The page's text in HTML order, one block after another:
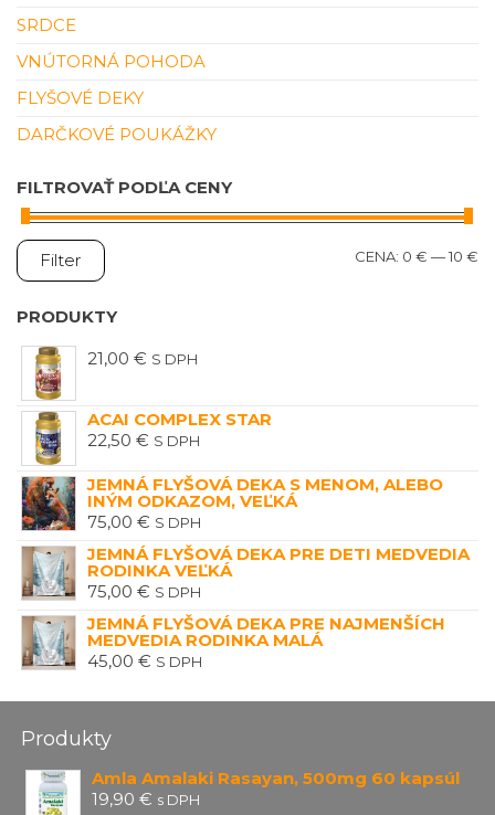
SRDCE
VNÚTORNÁ POHODA
FLYŠOVÉ DEKY
DARČKOVÉ POUKÁŽKY
FILTROVAŤ PODĽA CENY
Filter CENA: 0 € —10 €
PRODUKTY
21,00 € S DPH
ACAI COMPLEX STAR
22,50 € S DPH
JEMNÁ FLYŠOVÁ DEKA S MENOM, ALEBO
INÝM ODKAZOM, VEĽKÁ
75,00 € S DPH
JEMNÁ FLYŠOVÁ DEKA PRE DETI MEDVEDIA
RODINKA VEĽKÁ
75,00 € S DPH
JEMNÁ FLYŠOVÁ DEKA PRE NAJMENŠÍCH
MEDVEDIA RODINKA MALÁ
45,00 € S DPH
Produkty
Amla Amalaki Rasayan, 500mg 60 kapsúl
19,90€ s DPH